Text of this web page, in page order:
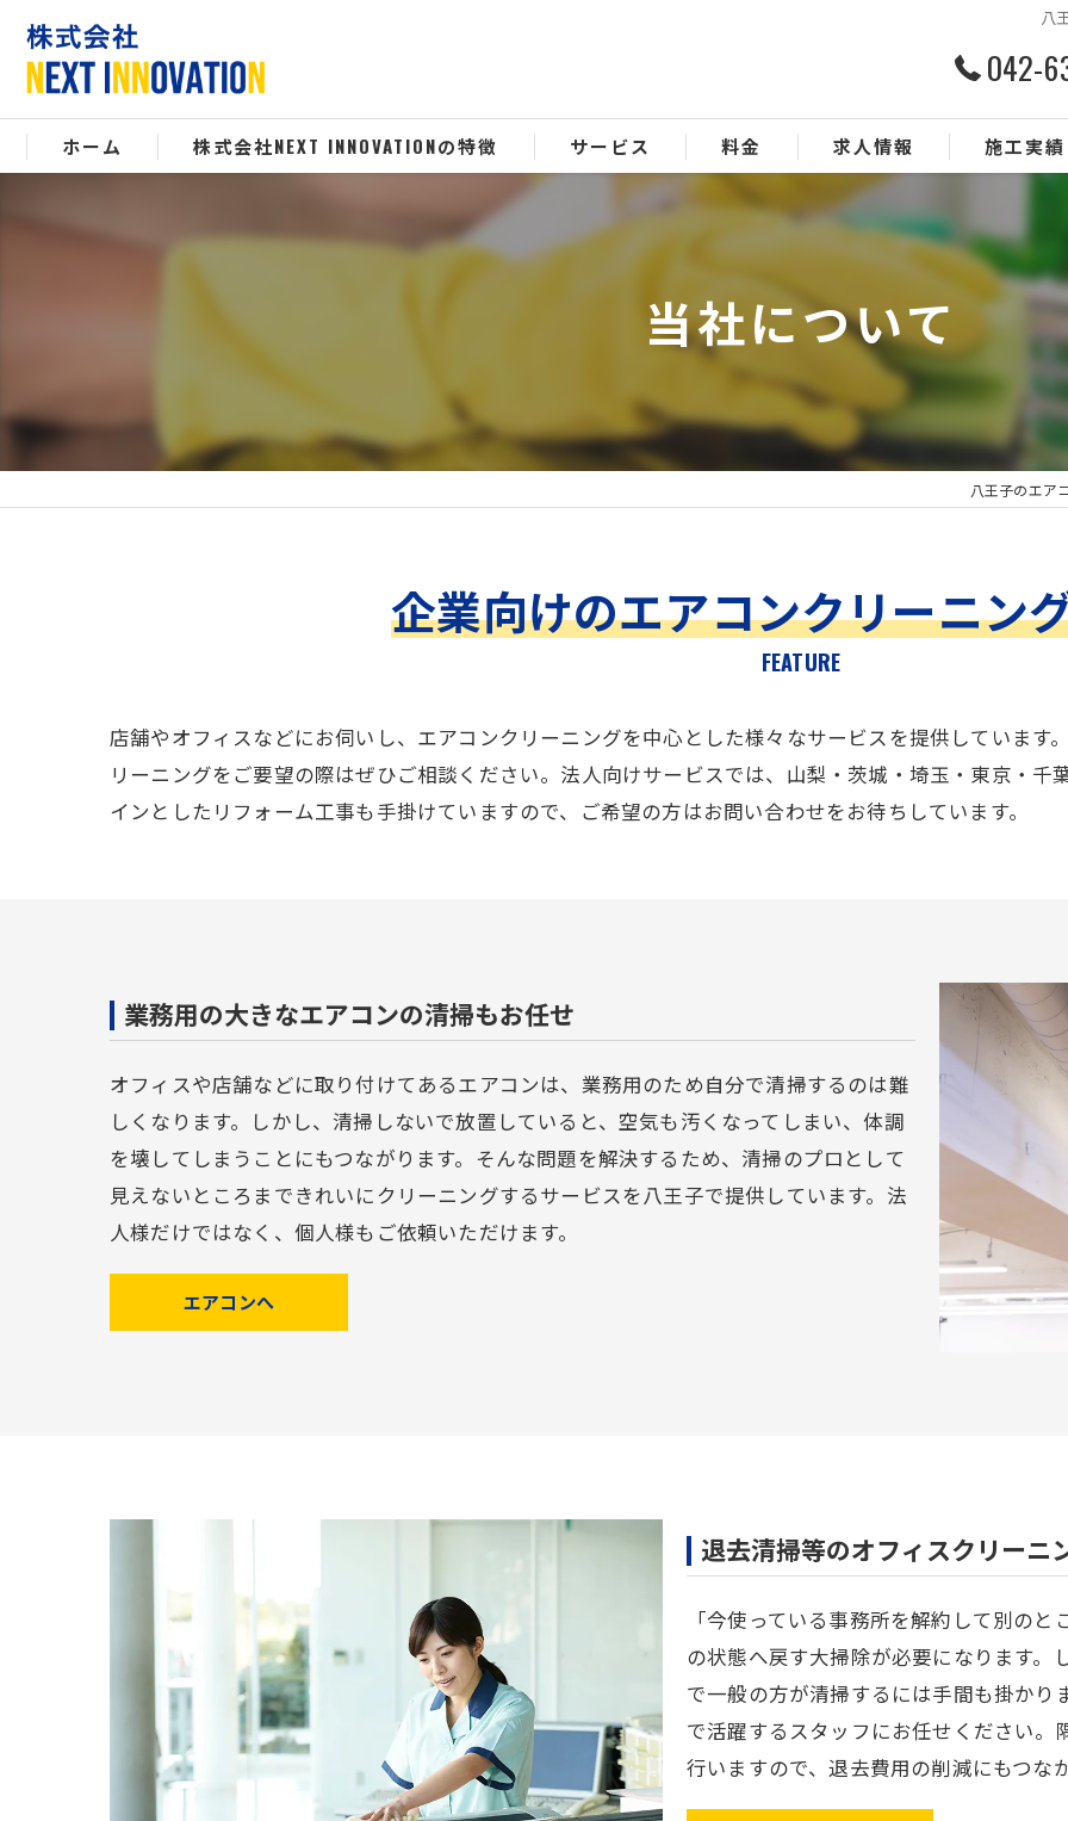
八
042-
ホーム 株式会社NEXT INNOVATIONの特徴 サービス 料金 求人情報 施工実績
当社について
八王子のエア
企業向けのエアコンクリーニン
FEATURE
店舗やオフィスなどにお伺いし、エアコンクリーニングを中心とした様々なサービスを提供しています
リーニングをご要望の際はぜひご相談ください。法人向けサービスでは、山梨・茨城・埼玉・東京・千
インとしたリフォーム工事も手掛けていますので、ご希望の方はお問い合わせをお待ちしています。
業務用の大きなエアコンの清掃もお任せ
オフィスや店舗などに取り付けてあるエアコンは、業務用のため自分で清掃するのは難
しくなります。しかし、清掃しないで放置していると、空気も汚くなってしまい、体調
を壊してしまうことにもつながります。そんな問題を解決するため、清掃のプロとして
見えないところまできれいにクリーニングするサービスを八王子で提供しています。法
人様だけではなく、個人様もご依頼いただけます。
エアコンへ
退去清掃等のオフィスクリーニ
「今使っている事務所を解約して別の
の状態へ戻す大掃除が必要になります
で一般の方が清掃するには手間も掛か
で活躍するスタッフにお任せください
行いますので、退去費用の削減にもつな